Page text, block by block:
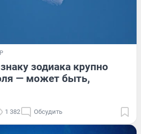
зодиака крупно
— может быть,
1 382 Обсудить